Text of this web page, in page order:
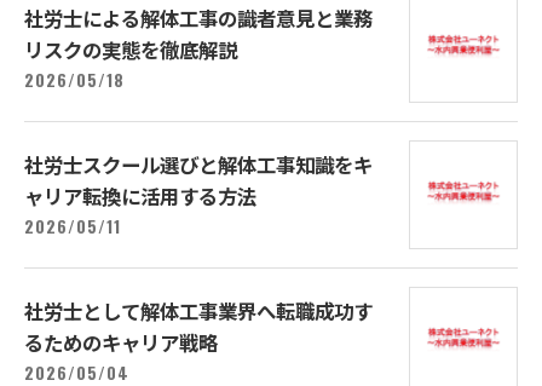
社労士による解体工事の識者意見と業務
リスクの実態を徹底解説
2026/05/18
社労士スクール選びと解体工事知識をキ
ャリア転換に活用する方法
2026/05/11
社労士として解体工事業界へ転職成功す
るためのキャリア戦略
2026/05/04